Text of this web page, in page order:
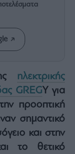
ηλεκτρικής
GREGY για
προοπτική
σημαντικό
και στην
το θετικό